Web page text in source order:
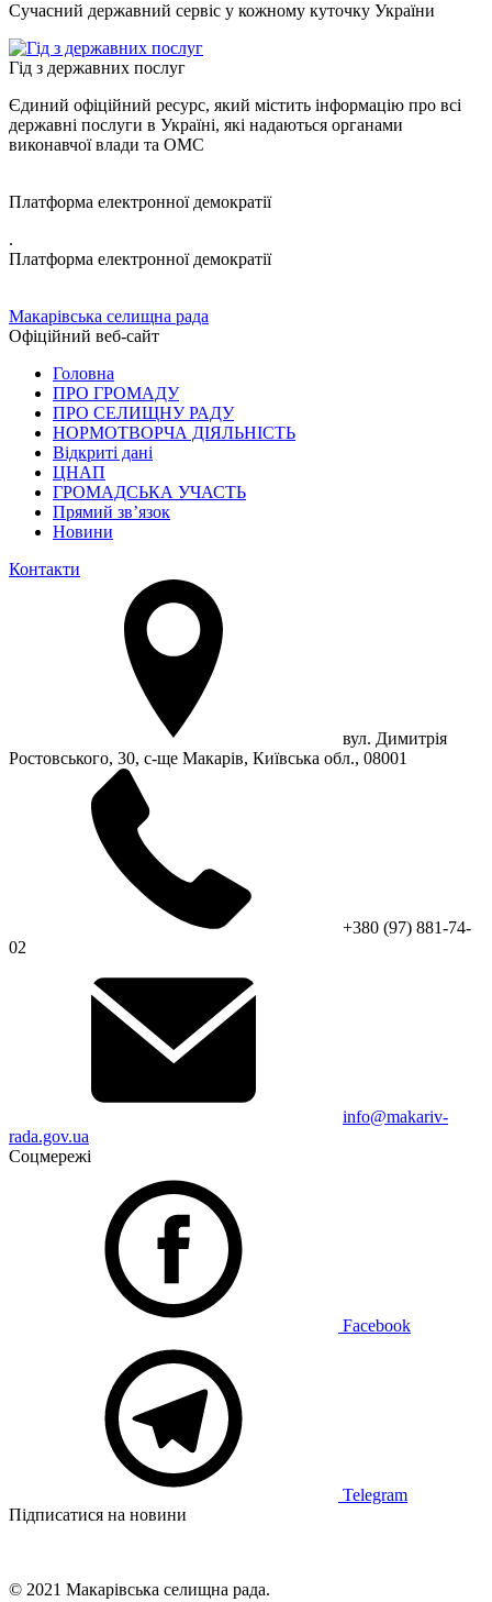
Сучасний державний сервіс у кожному куточку України
Гід з державних послуг
Єдиний офіційний ресурс, який містить інформацію про всі
державні послуги в Україні, які надаються органами
виконавчої влади та ОМС
Платформа електронної демократії
.
Платформа електронної демократії
Макарівська селищна рада
Офіційний веб-сайт
Головна
ПРО ГРОМАДУ
ПРО СЕЛИЩНУ РАДУ
НОРМОТВОРЧА ДІЯЛЬНІСТЬ
Відкриті дані
ЦНАП
ГРОМАДСЬКА УЧАСТЬ
Прямий зв’язок
Новини
Контакти
вул. Димитрія
Ростовського, 30, с-ще Макарів, Київська обл., 08001
+380 (97) 881-74-
02
info@makariv-
rada.gov.ua
Соцмережі
Facebook
Telegram
Підписатися на новини
© 2021 Макарівська селищна рада.